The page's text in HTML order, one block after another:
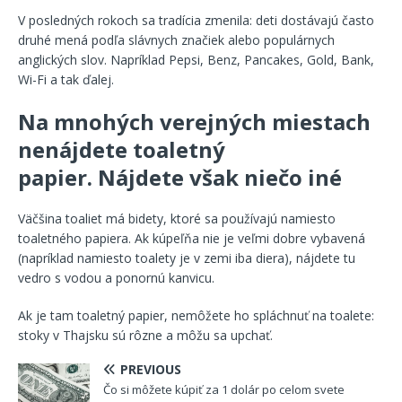
V posledných rokoch sa tradícia zmenila: deti dostávajú často
druhé mená podľa slávnych značiek alebo populárnych
anglických slov. Napríklad Pepsi, Benz, Pancakes, Gold, Bank,
Wi-Fi a tak ďalej.
Na mnohých verejných miestach
nenájdete toaletný
papier. Nájdete však niečo iné
Väčšina toaliet má bidety, ktoré sa používajú namiesto
toaletného papiera. Ak kúpeľňa nie je veľmi dobre vybavená
(napríklad namiesto toalety je v zemi iba diera), nájdete tu
vedro s vodou a ponornú kanvicu.
Ak je tam toaletný papier, nemôžete ho spláchnuť na toalete:
stoky v Thajsku sú rôzne a môžu sa upchať.
PREVIOUS
Čo si môžete kúpiť za 1 dolár po celom svete